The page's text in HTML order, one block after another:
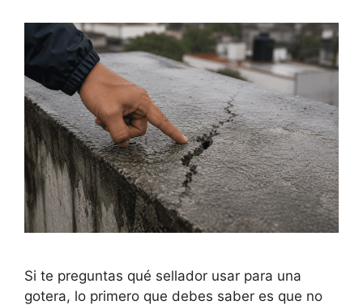
Si te preguntas qué sellador usar para una
gotera, lo primero que debes saber es que no